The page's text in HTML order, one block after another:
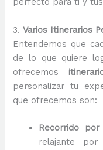
3.Varios Itinerarios
Entendemos que
de lo que quiere
ofrecemos
personalizar tu
que ofrecemos son:
Recorrido
relajante